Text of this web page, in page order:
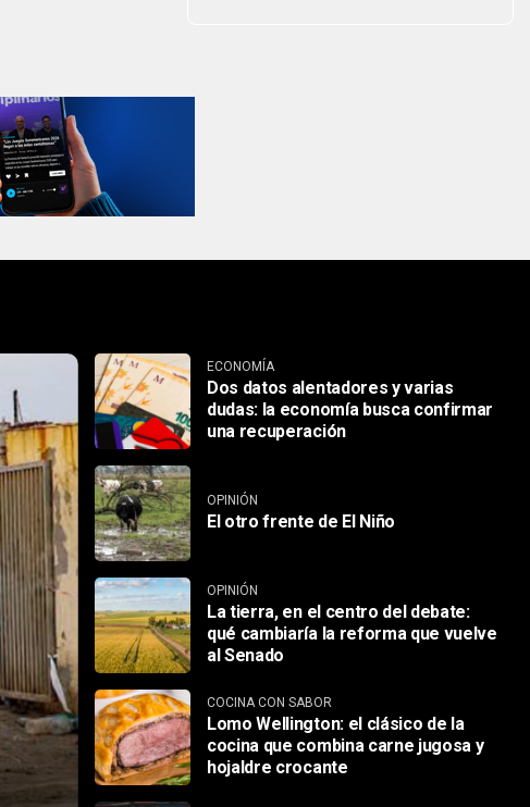
ECONOMÍA
Dos datos alentadores y varias
dudas: la economía busca confirmar
una recuperación
OPINIÓN
El otro frente de El Niño
OPINIÓN
La tierra, en el centro del debate:
qué cambiaría la reforma que vuelve
al Senado
COCINA CON SABOR
Lomo Wellington: el clásico de la
cocina que combina carne jugosa y
hojaldre crocante